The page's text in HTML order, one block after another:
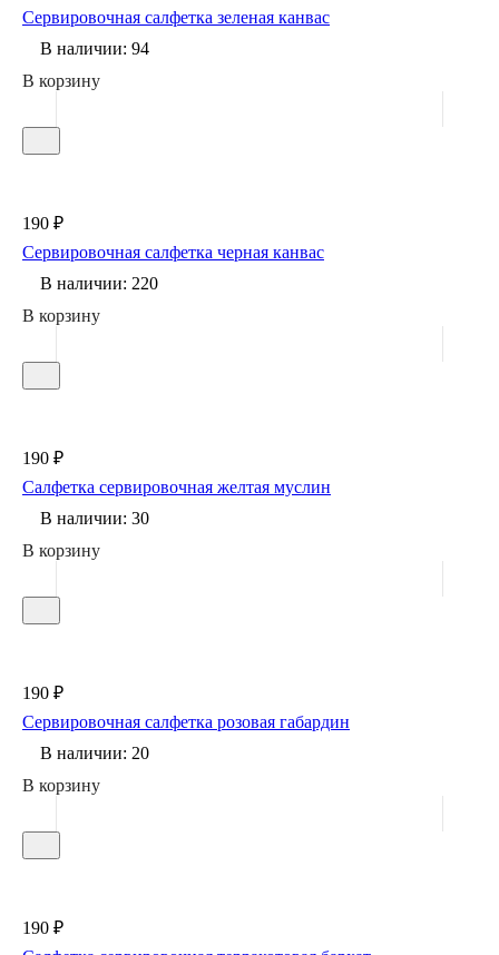
Сервировочная салфетка зеленая канвас
В наличии: 94
В корзину
190 ₽
Сервировочная салфетка черная канвас
В наличии: 220
В корзину
190 ₽
Салфетка сервировочная желтая муслин
В наличии: 30
В корзину
190 ₽
Сервировочная салфетка розовая габардин
В наличии: 20
В корзину
190 ₽